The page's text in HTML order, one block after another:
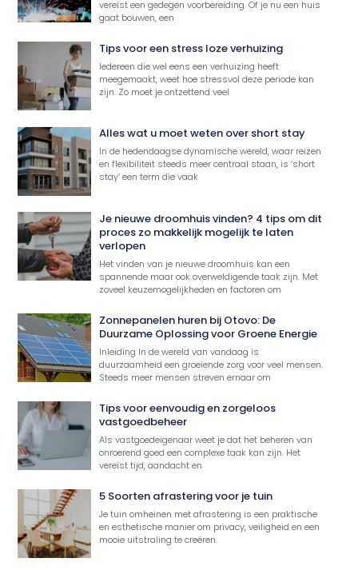
vereist een gedegen voorbereiding. Of je nu een huis
gaat bouwen, een
Tips voor een stress loze verhuizing
Iedereen die wel eens een verhuizing heeft
meegemaakt, weet hoe stressvol deze periode kan
zijn. Zo moet je ontzettend veel
Alles wat u moet weten over short stay
In de hedendaagse dynamische wereld, waar reizen
en flexibiliteit steeds meer centraal staan, is ‘short
stay’ een term die vaak
Je nieuwe droomhuis vinden? 4 tips om dit
proces zo makkelijk mogelijk te laten
verlopen
Het vinden van je nieuwe droomhuis kan een
spannende maar ook overweldigende taak zijn. Met
zoveel keuzemogelijkheden en factoren om
Zonnepanelen huren bij Otovo: De
Duurzame Oplossing voor Groene Energie
Inleiding In de wereld van vandaag is
duurzaamheid een groeiende zorg voor veel mensen.
Steeds meer mensen streven ernaar om
Tips voor eenvoudig en zorgeloos
vastgoedbeheer
Als vastgoedeigenaar weet je dat het beheren van
onroerend goed een complexe taak kan zijn. Het
vereist tijd, aandacht en
5 Soorten afrastering voor je tuin
Je tuin omheinen met afrastering is een praktische
en esthetische manier om privacy, veiligheid en een
mooie uitstraling te creëren.